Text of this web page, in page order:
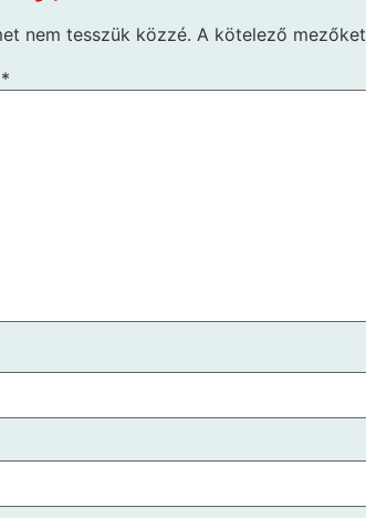
nem tesszük közzé. A kötelező mezőket
*